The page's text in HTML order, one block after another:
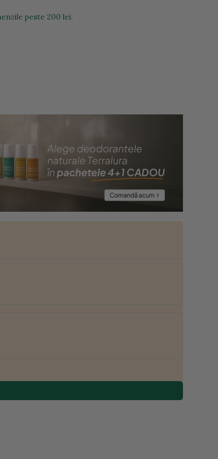
peste 200 lei.